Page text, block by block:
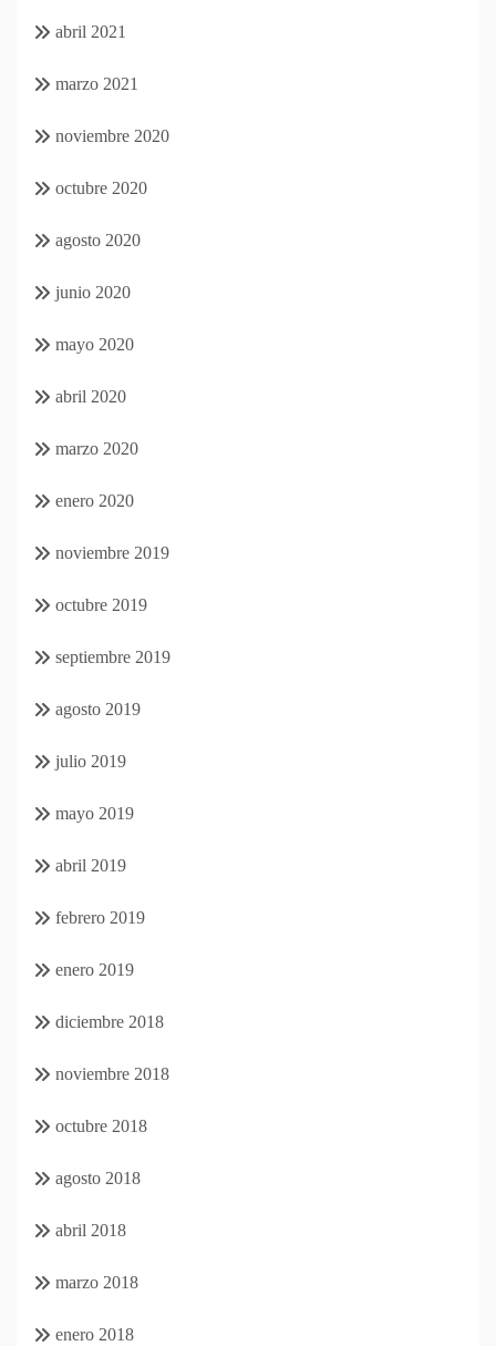
abril 2021
marzo 2021
noviembre 2020
octubre 2020
agosto 2020
junio 2020
mayo 2020
abril 2020
marzo 2020
enero 2020
noviembre 2019
octubre 2019
septiembre 2019
agosto 2019
julio 2019
mayo 2019
abril 2019
febrero 2019
enero 2019
diciembre 2018
noviembre 2018
octubre 2018
agosto 2018
abril 2018
marzo 2018
enero 2018